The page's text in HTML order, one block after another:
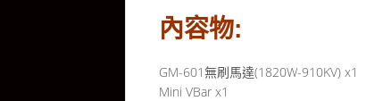
內容物:
GM-601無刷馬達(1820W-910KV) x1
Mini VBar x1